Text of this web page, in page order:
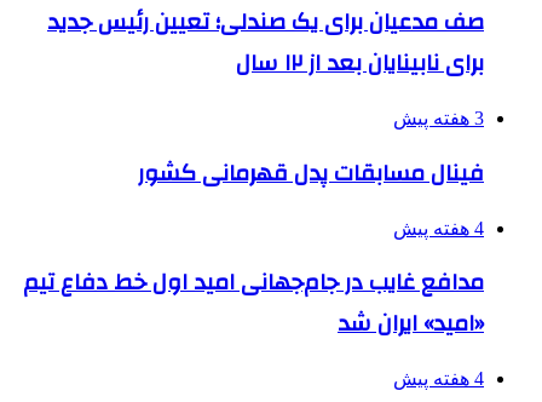
صف مدعیان برای یک صندلی؛ تعیین رئیس جدید
برای نابینایان بعد از ۱۲ سال
3 هفته پیش
فینال مسابقات پدل قهرمانی کشور
4 هفته پیش
مدافع غایب در جام‌جهانی امید اول خط دفاع تیم
«امید» ایران شد
4 هفته پیش